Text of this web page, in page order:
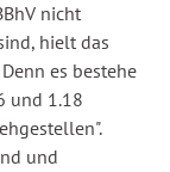
nicht
hielt das
es bestehe
und 1.18
und